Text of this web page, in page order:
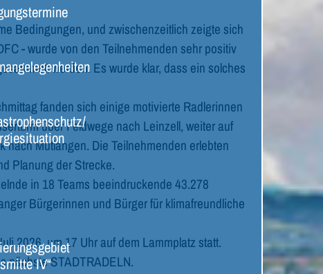
IV“
Bedingungen, und zwischenzeitlich zeigte sich
- wurde von den Teilnehmenden sehr positiv
werden. Es wurde klar, dass ein solches
fanden sich einige motivierte Radlerinnen
über Feldwege nach Leinzell, weiter auf
Mutlangen. Die Teilnehmenden erlebten
Planung der Strecke.
in 18 Teams beeindruckende 43.278
Bürgerinnen und Bürger für klimafreundliche
2026, um 17 Uhr auf dem Lammplatz statt.
nächste STADTRADELN.